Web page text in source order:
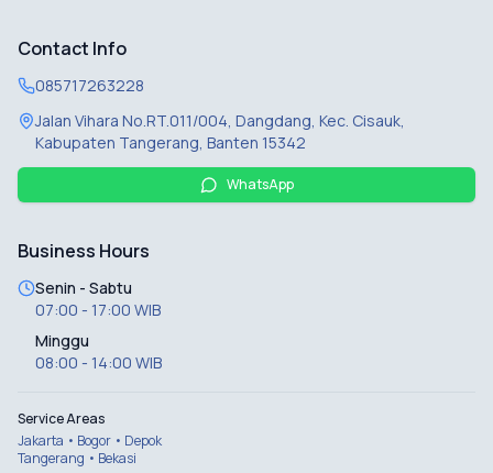
Contact Info
085717263228
Jalan Vihara No.RT.011/004, Dangdang, Kec. Cisauk,
Kabupaten Tangerang, Banten 15342
WhatsApp
Business Hours
Senin - Sabtu
07:00 - 17:00 WIB
Minggu
08:00 - 14:00 WIB
Service Areas
Jakarta • Bogor • Depok
Tangerang • Bekasi